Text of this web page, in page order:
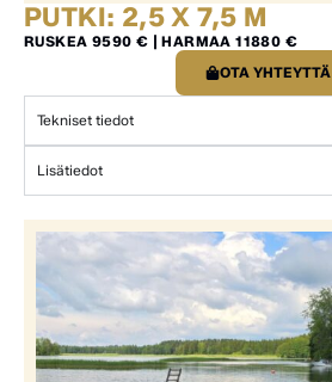
PUTKI: 2,5 X 7,5 M
RUSKEA 9590 € | HARMAA 11880 €
OTA YHTEYTTÄ
Tekniset tiedot
Lisätiedot